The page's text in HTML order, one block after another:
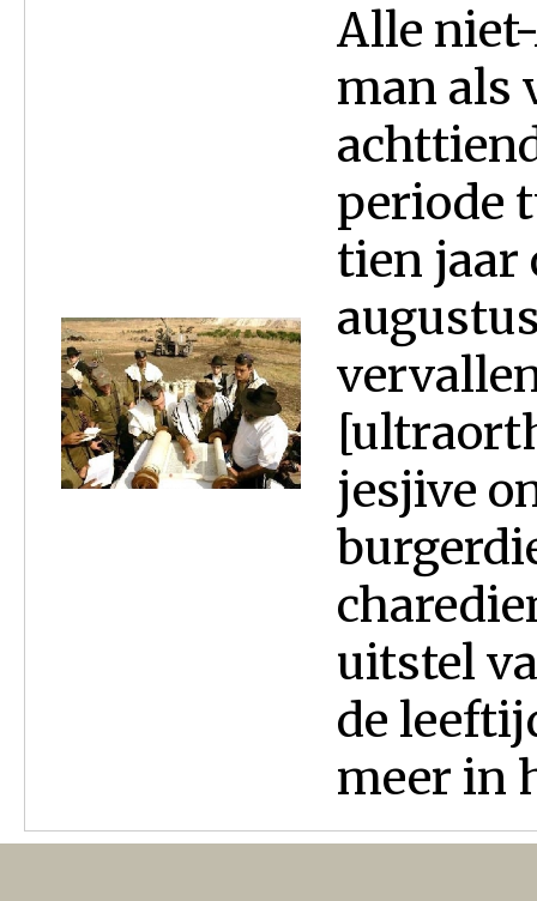
Alle
man als
periode
tien jaar
jesjive
uitstel
de
meer in